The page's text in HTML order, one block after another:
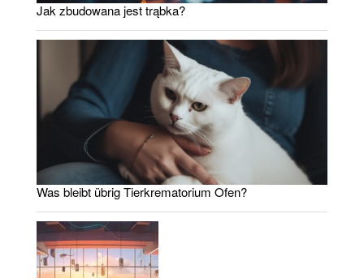
Jak zbudowana jest trąbka?
Was bleibt übrig Tierkrematorium Ofen?